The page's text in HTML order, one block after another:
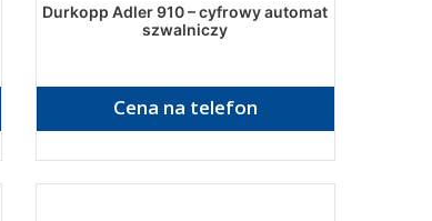
Durkopp Adler 910 – cyfrowy automat
szwalniczy
Cena na telefon